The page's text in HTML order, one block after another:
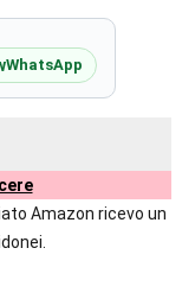
WhatsApp
Amazon ricevo un